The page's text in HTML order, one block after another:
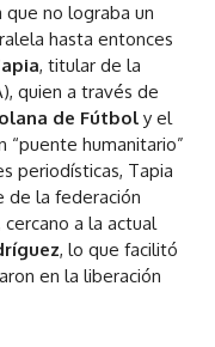
no lograba un
hasta entonces
, titular de la
quien a través de
de Fútbol y el
“puente humanitario”
periodísticas, Tapia
de la federación
cercano a la actual
, lo que facilitó
en la liberación